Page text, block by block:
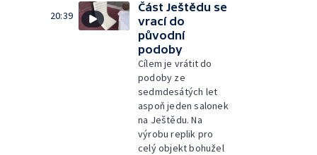
20:39
Část Ještědu se
vrací do
původní
podoby
Cílem je vrátit do
podoby ze
sedmdesátých let
aspoň jeden salonek
na Ještědu. Na
výrobu replik pro
celý objekt bohužel